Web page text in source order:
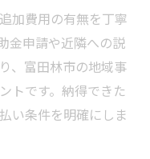
加費用の有無を丁寧
金申請や近隣への説
、富田林市の地域事
トです。納得できた
い条件を明確にしま